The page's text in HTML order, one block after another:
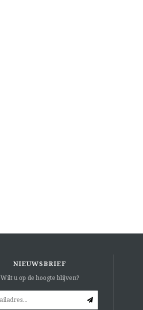
NIEUWSBRIEF
Wilt u op de hoogte blijven?